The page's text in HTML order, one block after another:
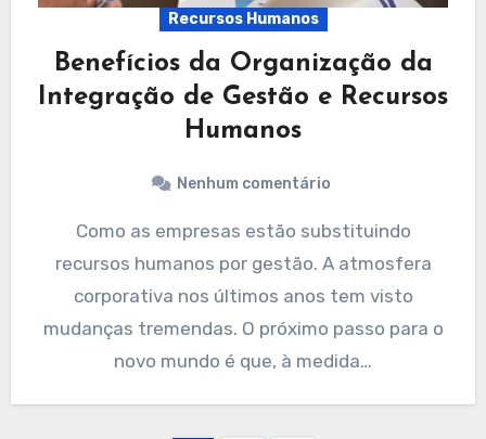
Recursos Humanos
Benefícios da Organização da
Integração de Gestão e Recursos
Humanos
Nenhum comentário
Como as empresas estão substituindo
recursos humanos por gestão. A atmosfera
corporativa nos últimos anos tem visto
mudanças tremendas. O próximo passo para o
novo mundo é que, à medida…